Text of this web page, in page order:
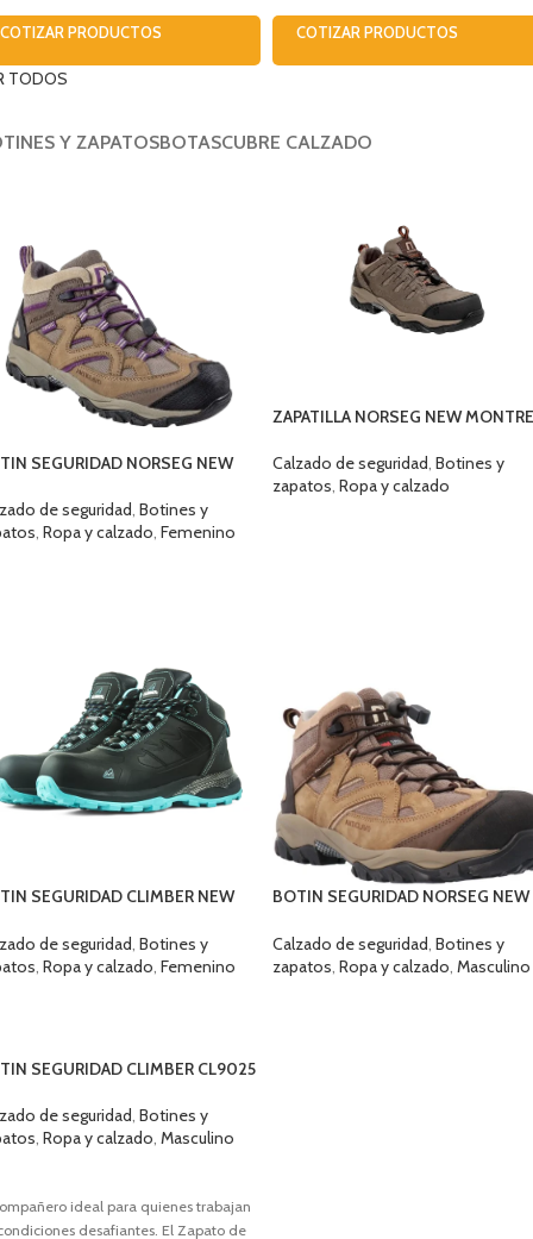
COTIZAR PRODUCTOS COTIZAR PRODUCTOS
TODOS
Y ZAPATOSBOTASCUBRE CALZADO
SEGURIDAD NORSEG NEW
de seguridad, Botines y
, Ropa y calzado, Femenino
ZAPATILLA NORSEG NEW
Calzado de seguridad Botines y
zapatos Ropa y calzado
SEGURIDAD CLIMBER NEW
de seguridad, Botines y
, Ropa y calzado, Femenino
BOTIN SEGURIDAD NORSEG NEW
Calzado de seguridad, Botines y
zapatos, Ropa y calzado, Masculino
SEGURIDAD CLIMBER CL9025
de seguridad, Botines y
, Ropa y calzado, Masculino
ideal para quienes trabajan
desafiantes. El Zapato de